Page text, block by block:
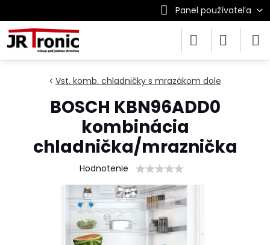
Panel používateľa
Vst. komb. chladničky s mrazákom dole
BOSCH KBN96ADD0
kombinácia
chladnička/mraznička
Hodnotenie